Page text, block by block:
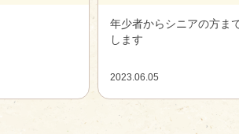
年少者からシニアの方ま
します
2023.06.05